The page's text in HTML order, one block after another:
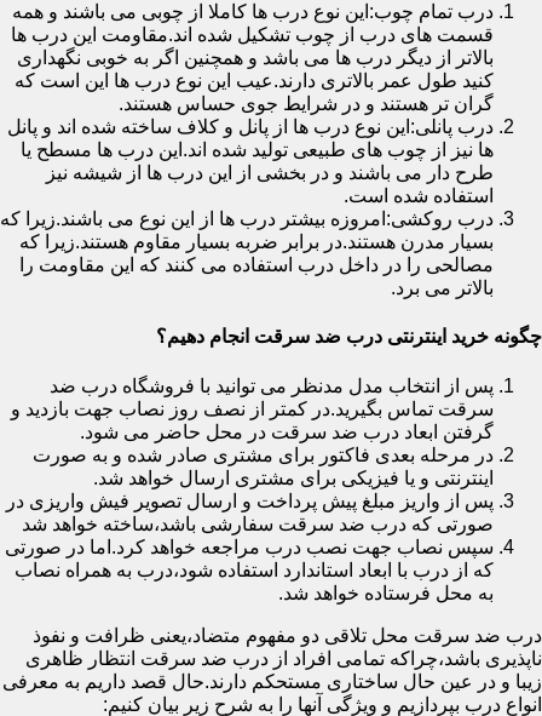
درب تمام چوب:این نوع درب ها کاملا از چوبی می باشند و همه
قسمت های درب از چوب تشکیل شده اند.مقاومت این درب ها
بالاتر از دیگر درب ها می باشد و همچنین اگر به خوبی نگهداری
کنید طول عمر بالاتری دارند.عیب این نوع درب ها این است که
گران تر هستند و در شرایط جوی حساس هستند.
درب پانلی:این نوع درب ها از پانل و کلاف ساخته شده اند و پانل
ها نیز از چوب های طبیعی تولید شده اند.این درب ها مسطح یا
طرح دار می باشند و در بخشی از این درب ها از شیشه نیز
استفاده شده است.
درب روکشی:امروزه بیشتر درب ها از این نوع می باشند.زیرا که
بسیار مدرن هستند.در برابر ضربه بسیار مقاوم هستند.زیرا که
مصالحی را در داخل درب استفاده می کنند که این مقاومت را
بالاتر می برد.
چگونه خرید اینترنتی درب ضد سرقت انجام دهیم؟
پس از انتخاب مدل مدنظر می توانید با فروشگاه درب ضد
سرقت تماس بگیرید.در کمتر از نصف روز نصاب جهت بازدید و
گرفتن ابعاد درب ضد سرقت در محل حاضر می شود.
در مرحله بعدی فاکتور برای مشتری صادر شده و به صورت
اینترنتی و یا فیزیکی برای مشتری ارسال خواهد شد.
پس از واریز مبلغ پیش پرداخت و ارسال تصویر فیش واریزی در
صورتی که درب ضد سرقت سفارشی باشد،ساخته خواهد شد
سپس نصاب جهت نصب درب مراجعه خواهد کرد.اما در صورتی
که از درب با ابعاد استاندارد استفاده شود،درب به همراه نصاب
به محل فرستاده خواهد شد.
درب ضد سرقت محل تلاقی دو مفهوم متضاد،یعنی ظرافت و نفوذ
ناپذیری باشد،چراکه تمامی افراد از درب ضد سرقت انتظار ظاهری
زیبا و در عین حال ساختاری مستحکم دارند.حال قصد داریم به معرفی
انواع درب بپردازیم و ویژگی آنها را به شرح زیر بیان کنیم: